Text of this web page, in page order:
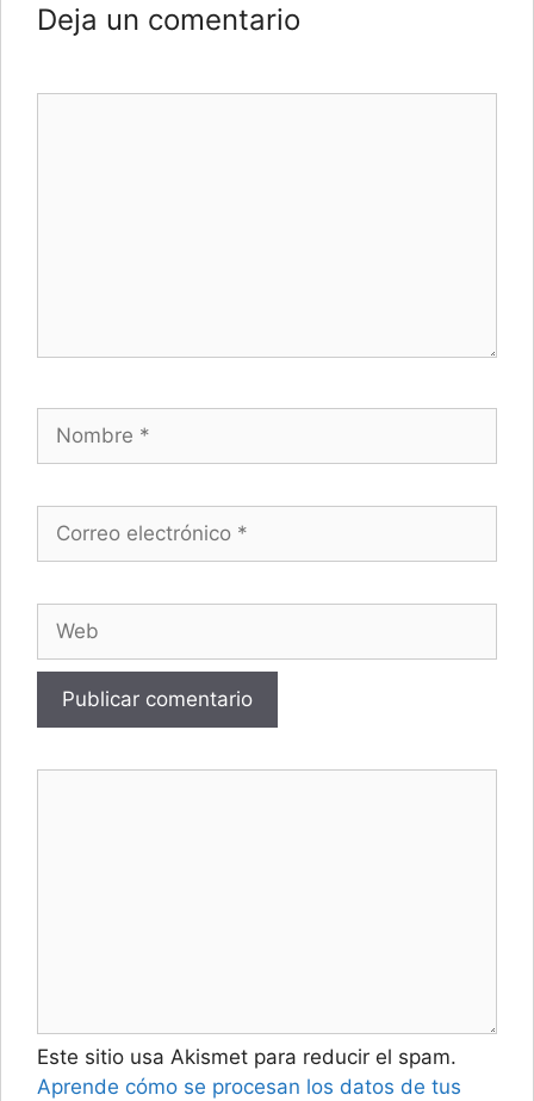
Deja un comentario
Este sitio usa Akismet para reducir el spam.
Aprende cómo se procesan los datos de tus